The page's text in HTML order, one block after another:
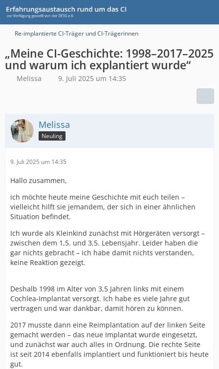
Re-implantierte CI-Träger und CI-Trägerinnen
„Meine CI-Geschichte: 1998–2017–2025
und warum ich explantiert wurde“
Melissa 9. Juli 2025 um 14:35
Melissa
Neuling
9. Juli 2025 um 14:35
Hallo zusammen,
ich möchte heute meine Geschichte mit euch teilen –
vielleicht hilft sie jemandem, der sich in einer ähnlichen
Situation befindet.
Ich wurde als Kleinkind zunächst mit Hörgeräten versorgt –
zwischen dem 1,5. und 3,5. Lebensjahr. Leider haben die
gar nichts gebracht – ich habe damit nichts verstanden,
keine Reaktion gezeigt.
Deshalb 1998 im Alter von 3,5 Jahren links mit einem
Cochlea-Implantat versorgt. Ich habe es viele Jahre gut
vertragen und war dankbar, damit hören zu können.
2017 musste dann eine Reimplantation auf der linken Seite
gemacht werden – das neue Implantat wurde eingesetzt,
und zunächst war auch alles in Ordnung. Die rechte Seite
ist seit 2014 ebenfalls implantiert und funktioniert bis heute
gut.